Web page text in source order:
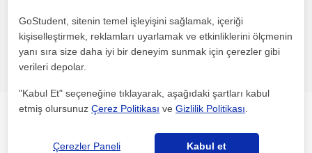
Hata bildir
GoStudent, sitenin temel işleyişini sağlamak, içeriği
kişiselleştirmek, reklamları uyarlamak ve etkinliklerini ölçmenin
yanı sıra size daha iyi bir deneyim sunmak için çerezler gibi
verileri depolar.
"Kabul Et" seçeneğine tıklayarak, aşağıdaki şartları kabul
etmiş olursunuzÇerez Politikası veGizlilik Politikası
Çerezler Paneli Kabul et